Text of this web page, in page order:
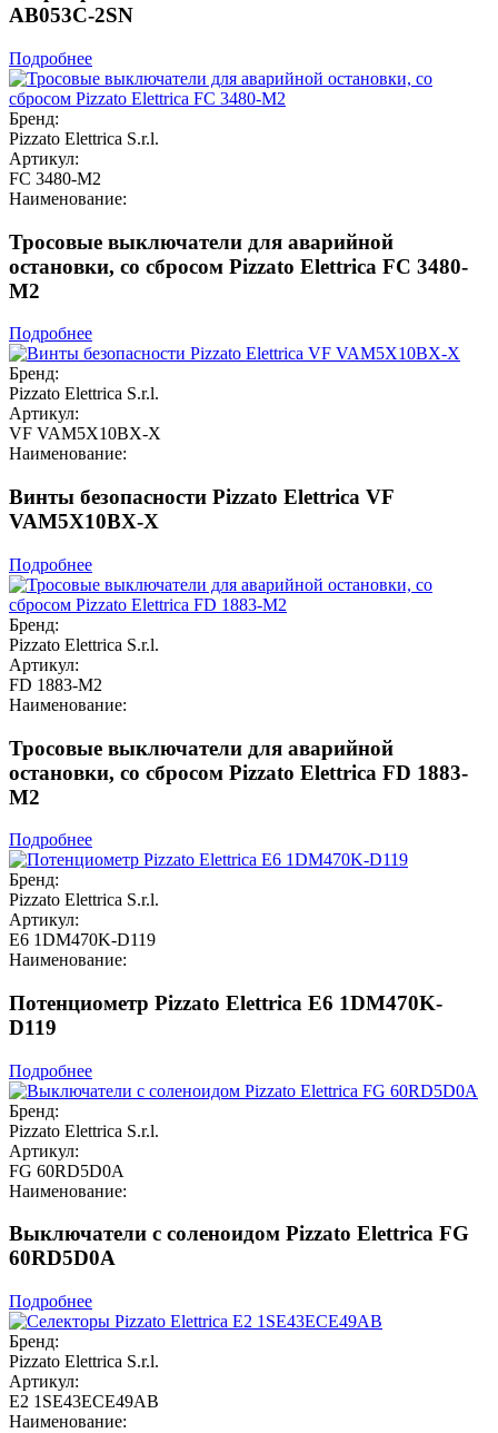
AB053C-2SN
Подробнее
Бренд:
Pizzato Elettrica S.r.l.
Артикул:
FC 3480-M2
Наименование:
Тросовые выключатели для аварийной
остановки, со сбросом Pizzato Elettrica FC 3480-
M2
Подробнее
Бренд:
Pizzato Elettrica S.r.l.
Артикул:
VF VAM5X10BX-X
Наименование:
Винты безопасности Pizzato Elettrica VF
VAM5X10BX-X
Подробнее
Бренд:
Pizzato Elettrica S.r.l.
Артикул:
FD 1883-M2
Наименование:
Тросовые выключатели для аварийной
остановки, со сбросом Pizzato Elettrica FD 1883-
M2
Подробнее
Бренд:
Pizzato Elettrica S.r.l.
Артикул:
E6 1DM470K-D119
Наименование:
Потенциометр Pizzato Elettrica E6 1DM470K-
D119
Подробнее
Бренд:
Pizzato Elettrica S.r.l.
Артикул:
FG 60RD5D0A
Наименование:
Выключатели с соленоидом Pizzato Elettrica FG
60RD5D0A
Подробнее
Бренд:
Pizzato Elettrica S.r.l.
Артикул:
E2 1SE43ECE49AB
Наименование: